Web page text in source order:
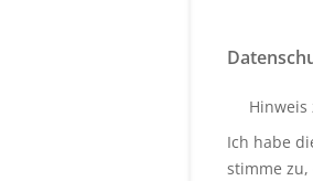
Ich habe
stimme